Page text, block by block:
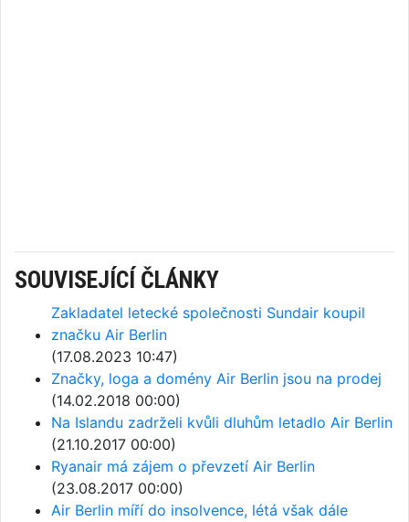
SOUVISEJÍCÍ ČLÁNKY
Zakladatel letecké společnosti Sundair koupil
značku Air Berlin
(17.08.2023 10:47)
Značky, loga a domény Air Berlin jsou na prodej
(14.02.2018 00:00)
Na Islandu zadrželi kvůli dluhům letadlo Air Berlin
(21.10.2017 00:00)
Ryanair má zájem o převzetí Air Berlin
(23.08.2017 00:00)
Air Berlin míří do insolvence, létá však dále